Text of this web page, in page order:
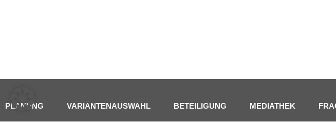
PLANUNG VARIANTENAUSWAHL BETEILIGUNG MEDIATHEK